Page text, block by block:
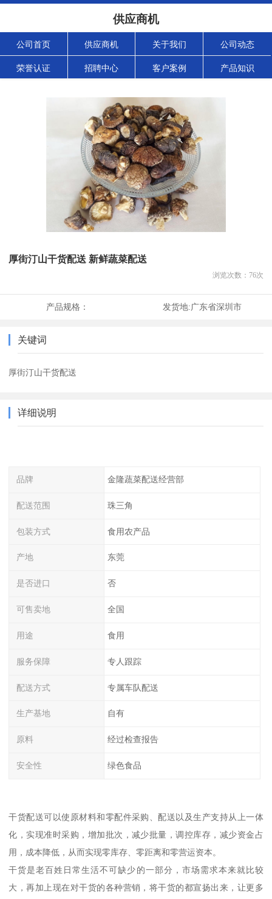
供应商机
公司首页 供应商机 关于我们 公司动态
荣誉认证 招聘中心 客户案例 产品知识
厚街汀山干货配送 新鲜蔬菜配送
浏览次数： 76次
产品规格： 发货地:广东省深圳市
关键词
厚街汀山干货配送
详细说明
品牌 金隆蔬菜配送经营部
配送范围 珠三角
包装方式 食用农产品
产地 东莞
是否进口 否
可售卖地 全国
用途 食用
服务保障 专人跟踪
配送方式 专属车队配送
生产基地 自有
原料 经过检查报告
安全性 绿色食品
干货配送可以使原材料和零配件采购、配送以及生产支持从上一体
化，实现准时采购，增加批次，减少批量，调控库存，减少资金占
用，成本降低，从而实现零库存、零距离和零营运资本。
干货是老百姓日常生活不可缺少的一部分，市场需求本来就比较
大，再加上现在对干货的各种营销，将干货的都宣扬出来，让更多